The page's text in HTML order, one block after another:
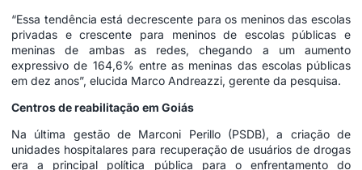
“Essa tendência está decrescente para os meninos das escolas
privadas e crescente para meninos de escolas públicas e
meninas de ambas as redes, chegando a um aumento
expressivo de 164,6% entre as meninas das escolas públicas
em dez anos”, elucida Marco Andreazzi, gerente da pesquisa.
Centros de reabilitação em Goiás
Na última gestão de Marconi Perillo (PSDB), a criação de
unidades hospitalares para recuperação de usuários de drogas
era a principal política pública para o enfrentamento do